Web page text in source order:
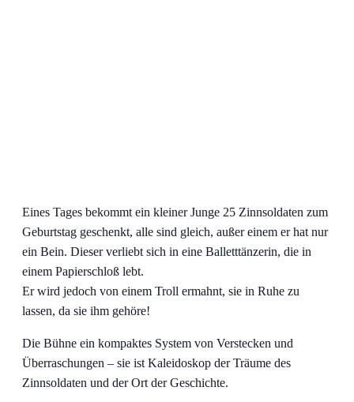
Eines Tages bekommt ein kleiner Junge 25 Zinnsoldaten zum
Geburtstag geschenkt, alle sind gleich, außer einem er hat nur
ein Bein. Dieser verliebt sich in eine Balletttänzerin, die in
einem Papierschloß lebt.
Er wird jedoch von einem Troll ermahnt, sie in Ruhe zu
lassen, da sie ihm gehöre!
Die Bühne ein kompaktes System von Verstecken und
Überraschungen – sie ist Kaleidoskop der Träume des
Zinnsoldaten und der Ort der Geschichte.